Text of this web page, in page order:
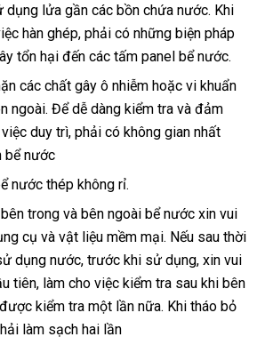
lửa gần các bồn chứa nước. Khi
hàn ghép, phải có những biện pháp
tổn hại đến các tấm panel bể nước.
các chất gây ô nhiễm hoặc vi khuẩn
ngoài. Để dễ dàng kiểm tra và đảm
duy trì, phải có không gian nhất
bể nước
nước thép không rỉ.
trong và bên ngoài bể nước xin vui
cụ và vật liệu mềm mại. Nếu sau thời
dụng nước, trước khi sử dụng, xin vui
tiên, làm cho việc kiểm tra sau khi bên
kiểm tra một lần nữa. Khi tháo bỏ
làm sạch hai lần